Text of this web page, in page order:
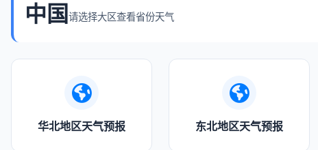
中国 请选择大区查看省份天气
华北地区天气预报 东北地区天气预报